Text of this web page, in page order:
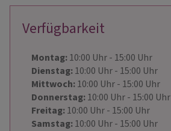
Verfügbarkeit
Montag:10:00 Uhr- 15:00 Uhr
Dienstag:10:00 Uhr- 15:00 Uhr
Mittwoch:10:00 Uhr- 15:00 Uhr
Donnerstag:10:00 Uhr- 15:00 Uhr
Freitag:10:00 Uhr- 15:00 Uhr
Samstag:10:00 Uhr- 15:00 Uhr